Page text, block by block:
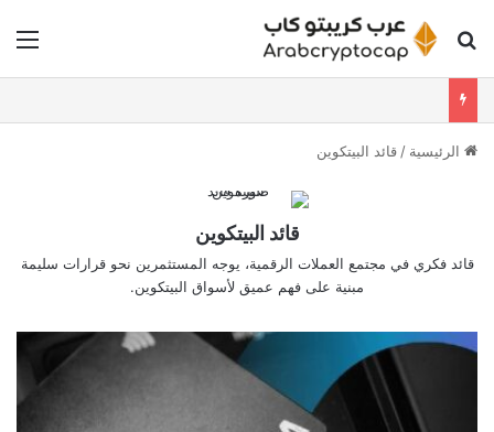
بحث عن
الرئيسية / قائد البيتكوين
قائد البيتكوين
قائد فكري في مجتمع العملات الرقمية، يوجه المستثمرين نحو قرارات سليمة
مبنية على فهم عميق لأسواق البيتكوين.